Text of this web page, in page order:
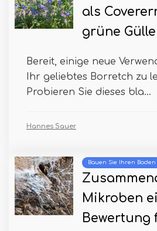
als
grüne Gülle
Bereit, einige neue
Ihr geliebtes Borretch zu
Probieren Sie dieses bla...
Hannes Sauer
Bauen Sie Ihren Boden
Mikroben
Bewertung